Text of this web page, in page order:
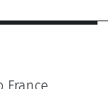
France